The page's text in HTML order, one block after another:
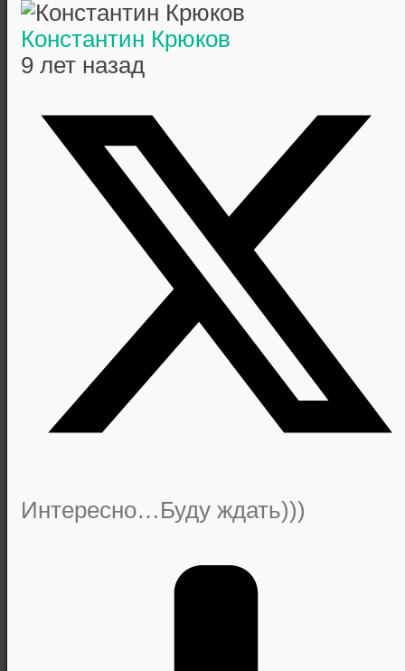
Константин Крюков
9 лет назад
Интересно…Буду ждать)))